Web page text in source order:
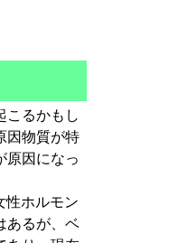
こるかもし
因物質が特
原因になっ
性ホルモン
あるが、ベ